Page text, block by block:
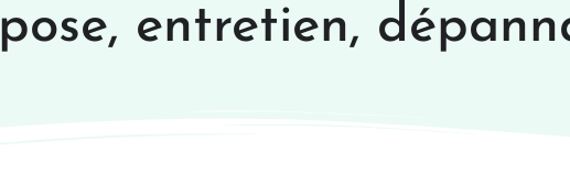
pose, entretien,